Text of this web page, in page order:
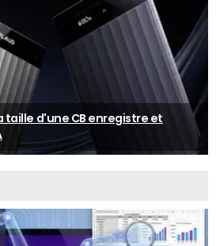
taille d'une CB enregistre et